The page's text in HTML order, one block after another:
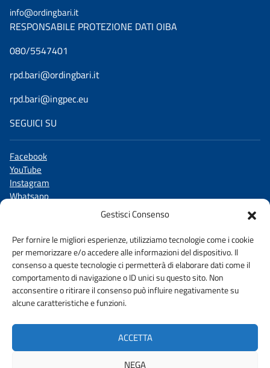
Gestisci Consenso
Per fornire le migliori esperienze, utilizziamo tecnologie come i cookie
per memorizzare e/o accedere alle informazioni del dispositivo. Il
consenso a queste tecnologie ci permetterà di elaborare dati come il
comportamento di navigazione o ID unici su questo sito. Non
acconsentire o ritirare il consenso può influire negativamente su
alcune caratteristiche e funzioni.
ACCETTA
NEGA
info@ordingbari.it
RESPONSABILE PROTEZIONE DATI OIBA
080/5547401
rpd.bari@ordingbari.it
rpd.bari@ingpec.eu
SEGUICI SU
Facebook
YouTube
Instagram
Whatsapp
TikTok
WHISTLEBLOWING
AMMINISTRAZIONE TRASPARENTE
DICHIARAZIONE DI ACCESSIBILITA’